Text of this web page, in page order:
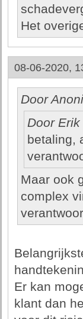
Het
08-06-2020,
Door
Door
betaling,
Maar ook
complex
Er kan
klant dan